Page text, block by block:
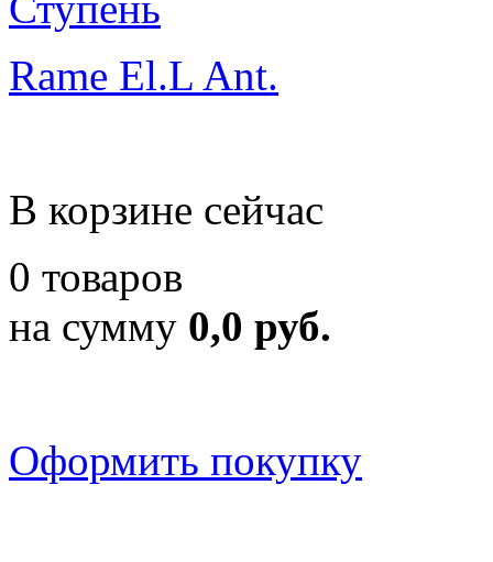
Rame El.L Ant.
В корзине сейчас
0 товаров
на сумму 0,0 руб.
Оформить покупку